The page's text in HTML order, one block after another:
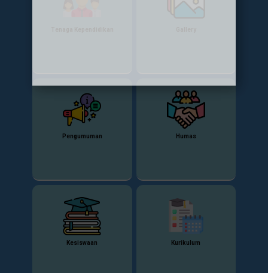
Pengumuman Humas
Kesiswaan Kurikulum